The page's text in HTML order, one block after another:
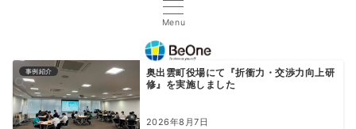
Menu
事例紹介
奥出雲町役場にて『折衝力・交渉力向上研
修』を実施しました
2026年8月7日